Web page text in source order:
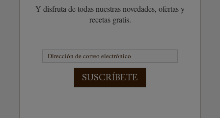
Y disfruta de todas nuestras novedades, ofertas y
recetas gratis.
SUSCRÍBETE